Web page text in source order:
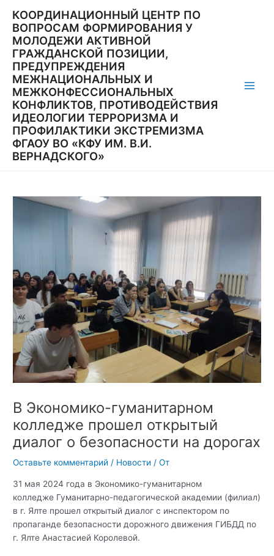
содержимому
КООРДИНАЦИОННЫЙ ЦЕНТР ПО
ВОПРОСАМ ФОРМИРОВАНИЯ У
МОЛОДЕЖИ АКТИВНОЙ
ГРАЖДАНСКОЙ ПОЗИЦИИ,
ПРЕДУПРЕЖДЕНИЯ
МЕЖНАЦИОНАЛЬНЫХ И
МЕЖКОНФЕССИОНАЛЬНЫХ
КОНФЛИКТОВ, ПРОТИВОДЕЙСТВИЯ
ИДЕОЛОГИИ ТЕРРОРИЗМА И
ПРОФИЛАКТИКИ ЭКСТРЕМИЗМА
ФГАОУ ВО «КФУ ИМ. В.И.
ВЕРНАДСКОГО»
В Экономико-гуманитарном
колледже прошел открытый
диалог о безопасности на дорогах
Оставьте комментарий / Новости / От
31 мая 2024 года в Экономико-гуманитарном
колледже Гуманитарно-педагогической академии (филиал)
в г. Ялте прошел открытый диалог с инспектором по
пропаганде безопасности дорожного движения ГИБДД по
г. Ялте Анастасией Королевой.